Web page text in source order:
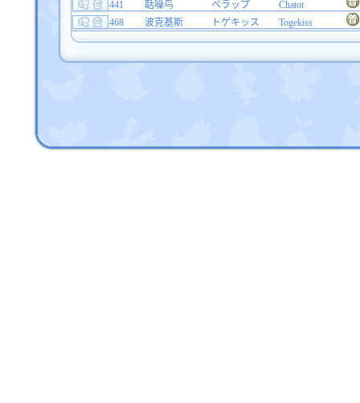
441
聒噪鸟 ペラップ
Chatot
468
波克基斯 トゲキッス Togekiss